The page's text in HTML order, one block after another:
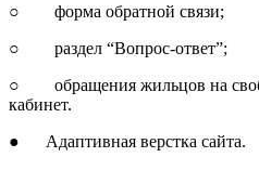
○ форма обратной связи;
○ раздел “Вопрос-ответ”;
○ обращения жильцов на
кабинет.
● Адаптивная верстка сайта.